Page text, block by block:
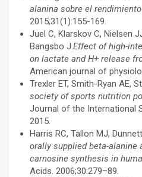
alanina sobre el
2015;31(1):155-169.
Juel C, Klarskov C, Nielsen
Bangsbo J.Effect of high-
on lactate and H+ release
American journal of
Trexler ET, Smith-Ryan AE,
society of sports nutrition
Journal of the International
2015.
Harris RC, Tallon MJ,
orally supplied beta-
carnosine synthesis in
Acids. 2006;30:279–89.